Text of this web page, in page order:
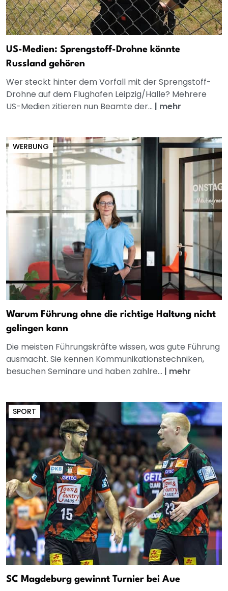
US-Medien: Sprengstoff-Drohne könnte
Russland gehören
Wer steckt hinter dem Vorfall mit der Sprengstoff-
Drohne auf dem Flughafen Leipzig/Halle? Mehrere
US-Medien zitieren nun Beamte der... | mehr
WERBUNG
Warum Führung ohne die richtige Haltung nicht
gelingen kann
Die meisten Führungskräfte wissen, was gute Führung
ausmacht. Sie kennen Kommunikationstechniken,
besuchen Seminare und haben zahlre... | mehr
SPORT
SC Magdeburg gewinnt Turnier bei Aue